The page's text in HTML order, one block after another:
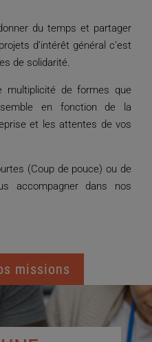
du temps et partager
d’intérêt général c’est
de solidarité.
multiplicité de formes que
en fonction de la
et les attentes de vos
(Coup de pouce) ou de
accompagner dans nos
missions